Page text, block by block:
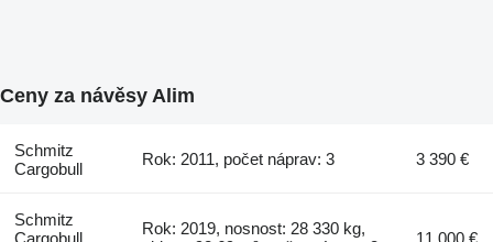
Ceny za návěsy Alim
Schmitz
Cargobull
Rok: 2011, počet náprav: 3 3 390 €
Schmitz
Cargobull
Rok: 2019, nosnost: 28 330 kg,
11 000 €